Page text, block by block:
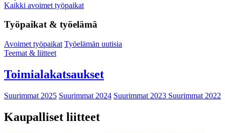
Kaikki avoimet työpaikat
Työpaikat & työelämä
Avoimet työpaikat Työelämän uutisia
Teemat & liitteet
Toimialakatsaukset
Suurimmat 2025 Suurimmat 2024 Suurimmat 2023 Suurimmat 2022
Kaupalliset liitteet